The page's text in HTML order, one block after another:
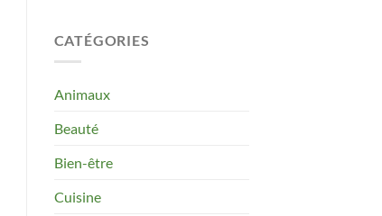
CATÉGORIES
Animaux
Beauté
Bien-être
Cuisine